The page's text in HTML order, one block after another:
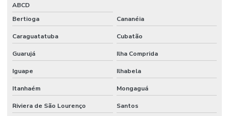
ABCD
Bertioga
Cananéia
Caraguatatuba Cubatão
Guarujá Ilha Comprida
Iguape Ilhabela
Itanhaém Mongaguá
Riviera de São Lourenço Santos